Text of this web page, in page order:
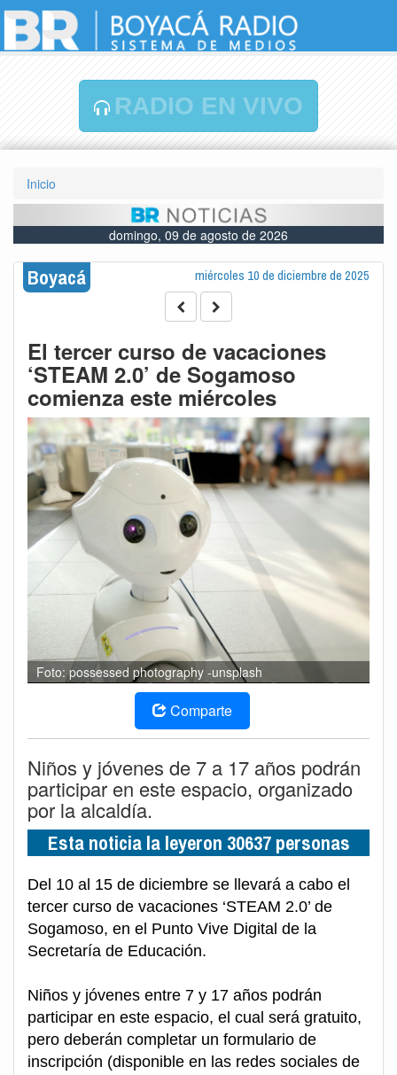
RADIO EN VIVO
Inicio
domingo, 09 de agosto de 2026
Boyacá miércoles 10 de diciembre de 2025
El tercer curso de vacaciones
‘STEAM 2.0’ de Sogamoso
comienza este miércoles
Foto: possessed photography -unsplash
Comparte
Niños y jóvenes de 7 a 17 años podrán
participar en este espacio, organizado
por la alcaldía.
Esta noticia la leyeron 30637 personas
Del 10 al 15 de diciembre se llevará a cabo el
tercer curso de vacaciones ‘STEAM 2.0’ de
Sogamoso, en el Punto Vive Digital de la
Secretaría de Educación.
Niños y jóvenes entre 7 y 17 años podrán
participar en este espacio, el cual será gratuito,
pero deberán completar un formulario de
inscripción (disponible en las redes sociales de